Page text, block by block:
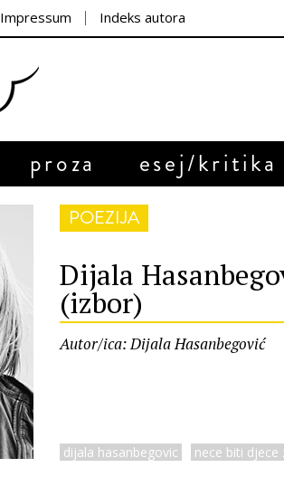
Impressum Indeks autora
proza esej/kritika
POEZIJA
Dijala
(izbor)
Autor/ica: Dijala Hasanbegović
dijala hasanbegovic nece biti djece